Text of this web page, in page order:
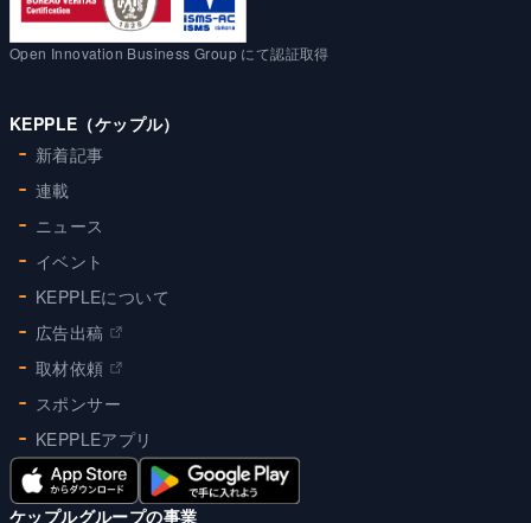
Open Innovation Business Group にて認証取得
KEPPLE（ケップル）
新着記事
連載
ニュース
イベント
KEPPLEについて
広告出稿
取材依頼
スポンサー
KEPPLEアプリ
ケップルグループの事業